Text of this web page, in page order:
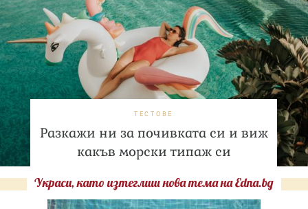
ТЕСТОВЕ
Разкажи ни за почивката си и виж
какъв морски типаж си
Украси, като изтеглиш нова тема на Edna.bg